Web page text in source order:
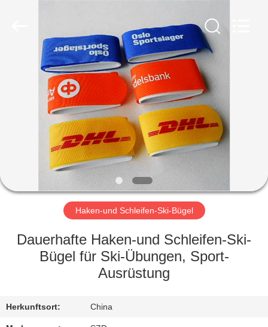
HAUSE
PRODUKTE
ÜBER
UNS
WERKSBESICHTIGUNG
QUALITÄTSKONTROLLE
MIT
Haken-und Schleifen-Ski-Bügel
Dauerhafte Haken-und Schleifen-Ski-
Bügel für Ski-Übungen, Sport-
Ausrüstung
Herkunftsort: China